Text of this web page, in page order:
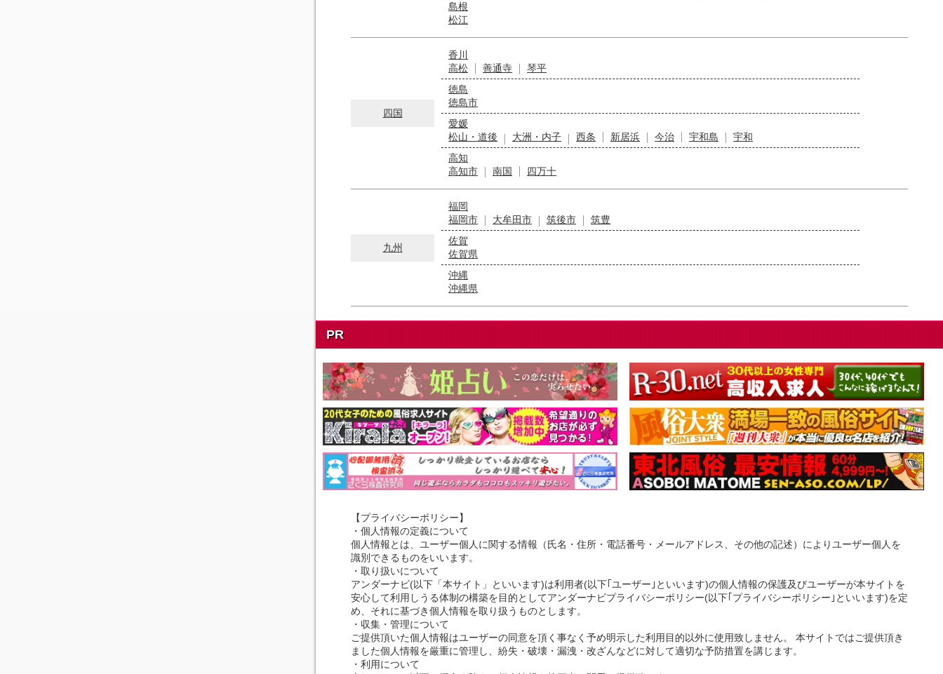
島根
松江
四国
香川
高松
善通寺
琴平
徳島
徳島市
愛媛
松山・道後
大洲・内子 西条 新居浜 今治 宇和島
宇和
高知
高知市
南国 四万十
九州
福岡
福岡市
大牟田市 筑後市
筑豊
佐賀
佐賀県
沖縄
沖縄県
PR
【プライバシーポリシー】
・個人情報の定義について
個人情報とは、ユーザー個人に関する情報（氏名・住所・電話番号・メールアドレス、その他の記述）によりユーザー個人を
識別できるものをいいます。
・取り扱いについて
アンダーナビ(以下「本サイト」といいます)は利用者(以下｢ユーザー｣といいます)の個人情報の保護及びユーザーが本サイトを
安心して利用しうる体制の構築を目的としてアンダーナビプライバシーポリシー(以下｢プライバシーポリシー｣といいます)を定
め、それに基づき個人情報を取り扱うものとします。
・収集・管理について
ご提供頂いた個人情報はユーザーの同意を頂く事なく予め明示した利用目的以外に使用致しません。 本サイトではご提供頂き
ました個人情報を厳重に管理し、紛失・破壊・漏洩・改ざんなどに対して適切な予防措置を講じます。
・利用について